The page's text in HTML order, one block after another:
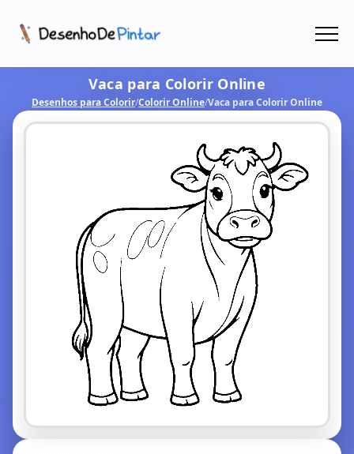
Coletâneas de Desenhos - PDF
Colorir Online
Vaca para Colorir Online
Desenhos para Colorir/Colorir Online/Vaca para Colorir Online